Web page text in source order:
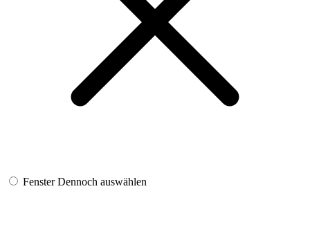
FensterDennoch auswählen